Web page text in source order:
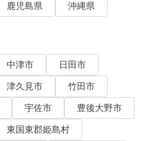
鹿児島県 沖縄県
中津市
日田市
津久見市
竹田市
宇佐市
豊後大野市
東国東郡姫島村